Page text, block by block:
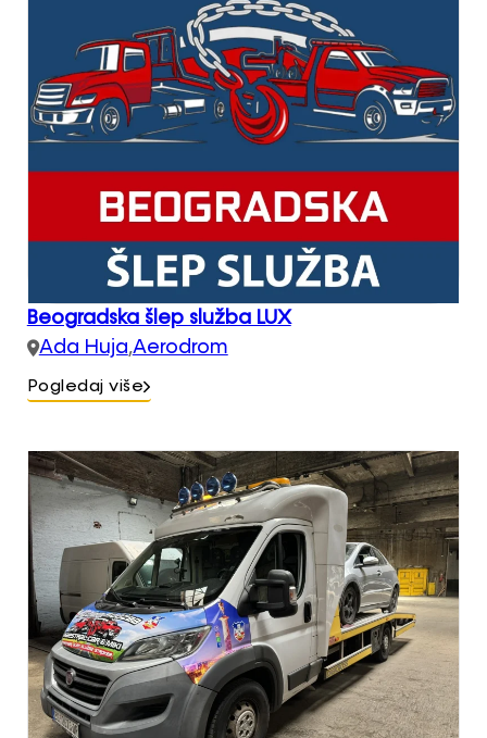
Beogradska šlep služba LUX
Ada Huja,Aerodrom
Pogledaj više